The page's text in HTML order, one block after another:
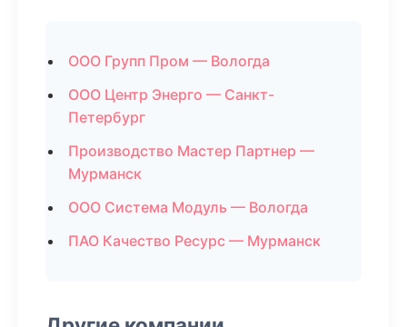
ООО Групп Пром — Вологда
ООО Центр Энерго — Санкт-
Петербург
Производство Мастер Партнер —
Мурманск
ООО Система Модуль — Вологда
ПАО Качество Ресурс — Мурманск